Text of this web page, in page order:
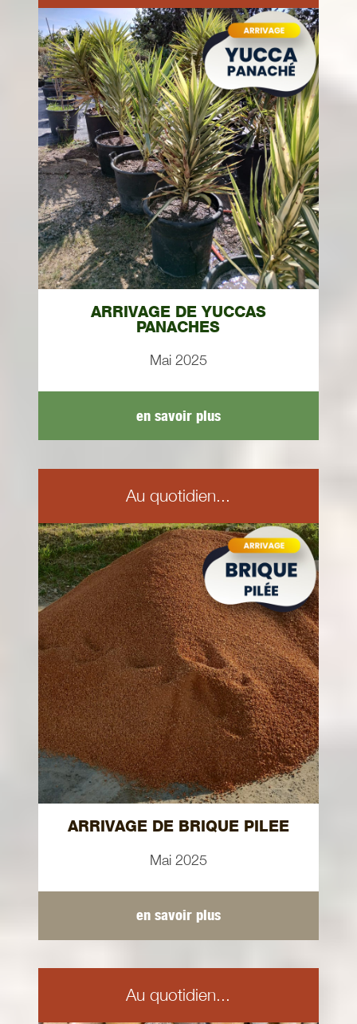
ARRIVAGE DE YUCCAS
PANACHES
Mai 2025
en savoir plus
Au quotidien...
ARRIVAGE DE BRIQUE PILEE
Mai 2025
en savoir plus
Au quotidien...